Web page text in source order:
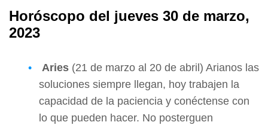
Horóscopo del jueves 30 de marzo,
2023
Aries (21 de marzo al 20 de abril) Arianos las
soluciones siempre llegan, hoy trabajen la
capacidad de la paciencia y conéctense con
lo que pueden hacer. No posterguen